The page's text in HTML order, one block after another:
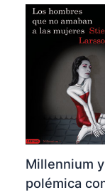
Millennium
polémica